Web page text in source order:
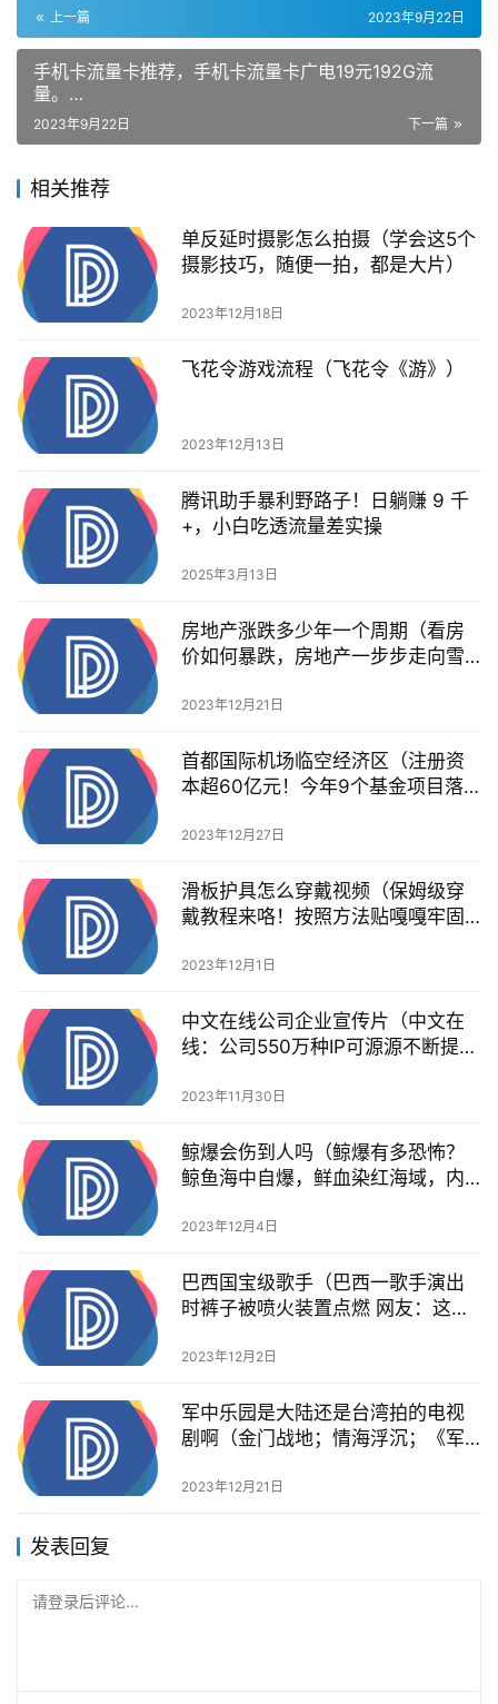
上一篇 2023年9月22日
手机卡流量卡推荐，手机卡流量卡广电19元192G流
量。…
下一篇
2023年9月22日
相关推荐
单反延时摄影怎么拍摄（学会这5个
摄影技巧，随便一拍，都是大片）
2023年12月18日
飞花令游戏流程（飞花令《游》）
2023年12月13日
腾讯助手暴利野路子！日躺赚 9 千
+，小白吃透流量差实操
2025年3月13日
房地产涨跌多少年一个周期（看房
价如何暴跌，房地产一步步走向雪
2023年12月21日
首都国际机场临空经济区（注册资
本超60亿元！今年9个基金项目落
2023年12月27日
滑板护具怎么穿戴视频（保姆级穿
戴教程来咯！按照方法贴嘎嘎牢固
2023年12月1日
中文在线公司企业宣传片（中文在
线：公司550万种IP可源源不断提供
力突出）
2023年11月30日
鲸爆会伤到人吗（鲸爆有多恐怖？
鲸鱼海中自爆，鲜血染红海域，内
2023年12月4日
巴西国宝级歌手（巴西一歌手演出
时裤子被喷火装置点燃 网友：这是
2023年12月2日
军中乐园是大陆还是台湾拍的电视
剧啊（金门战地；情海浮沉；《军
纱）
2023年12月21日
发表回复
请登录后评论...